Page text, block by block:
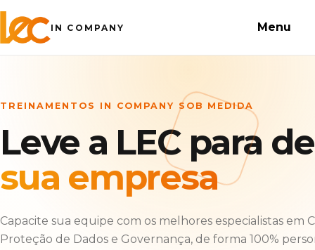
IN COMPANY Menu
TREINAMENTOS IN COMPANY SOB MEDIDA
Leve a LEC para
sua empresa
Capacite sua equipe com os melhores especialistas em
Proteção de Dados e Governança, de forma 100%